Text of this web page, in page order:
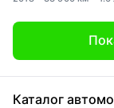
Каталог